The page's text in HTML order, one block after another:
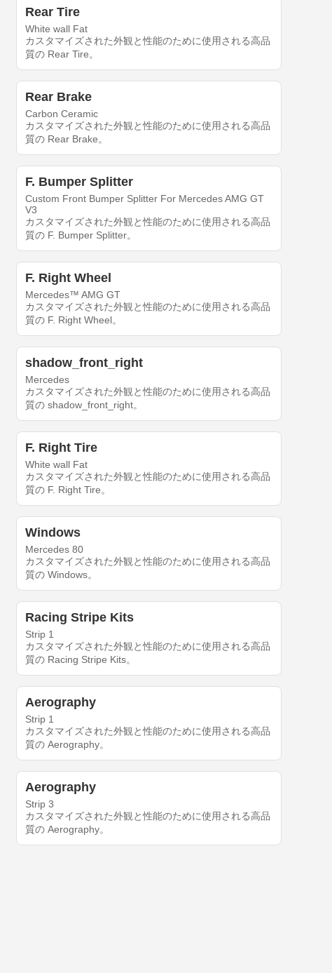
Rear Tire
White wall Fat
カスタマイズされた外観と性能のために使用される高品
質の Rear Tire。
Rear Brake
Carbon Ceramic
カスタマイズされた外観と性能のために使用される高品
質の Rear Brake。
F. Bumper Splitter
Custom Front Bumper Splitter For Mercedes AMG GT
V3
カスタマイズされた外観と性能のために使用される高品
質の F. Bumper Splitter。
F. Right Wheel
Mercedes™ AMG GT
カスタマイズされた外観と性能のために使用される高品
質の F. Right Wheel。
shadow_front_right
Mercedes
カスタマイズされた外観と性能のために使用される高品
質の shadow_front_right。
F. Right Tire
White wall Fat
カスタマイズされた外観と性能のために使用される高品
質の F. Right Tire。
Windows
Mercedes 80
カスタマイズされた外観と性能のために使用される高品
質の Windows。
Racing Stripe Kits
Strip 1
カスタマイズされた外観と性能のために使用される高品
質の Racing Stripe Kits。
Aerography
Strip 1
カスタマイズされた外観と性能のために使用される高品
質の Aerography。
Aerography
Strip 3
カスタマイズされた外観と性能のために使用される高品
質の Aerography。